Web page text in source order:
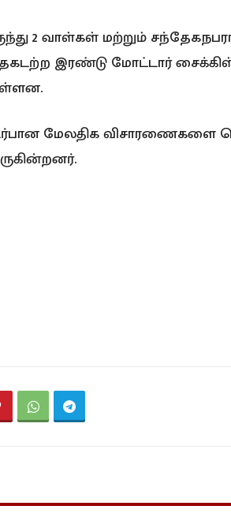
2 வாள்கள் மற்றும்
இரண்டு மோட்டார்
மேலதிக விசாரணைகளை